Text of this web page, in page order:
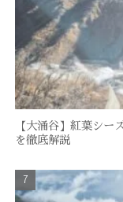
【大涌谷】紅葉シー
を徹底解説